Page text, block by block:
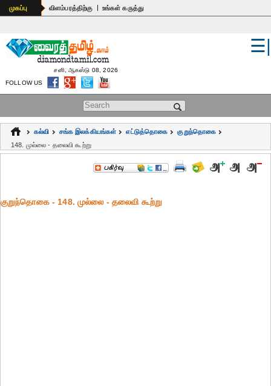
உலகம்
பொதுஅறிவு
கல்வி
ஆன்மிகம்
முகப்பு விளம்பரத்திற்கு | உங்கள் கருத்து
Search form
☰|
சனி, ஆகஸ்டு 08, 2026
FOLLOW US
கல்வி சங்க இலக்கியங்கள் எட்டுத்தொகை
குறுந்தொகை
148. முல்லை - தலைவி கூற்று
குறுந்தொகை - 148. முல்லை - தலைவி கூற்று